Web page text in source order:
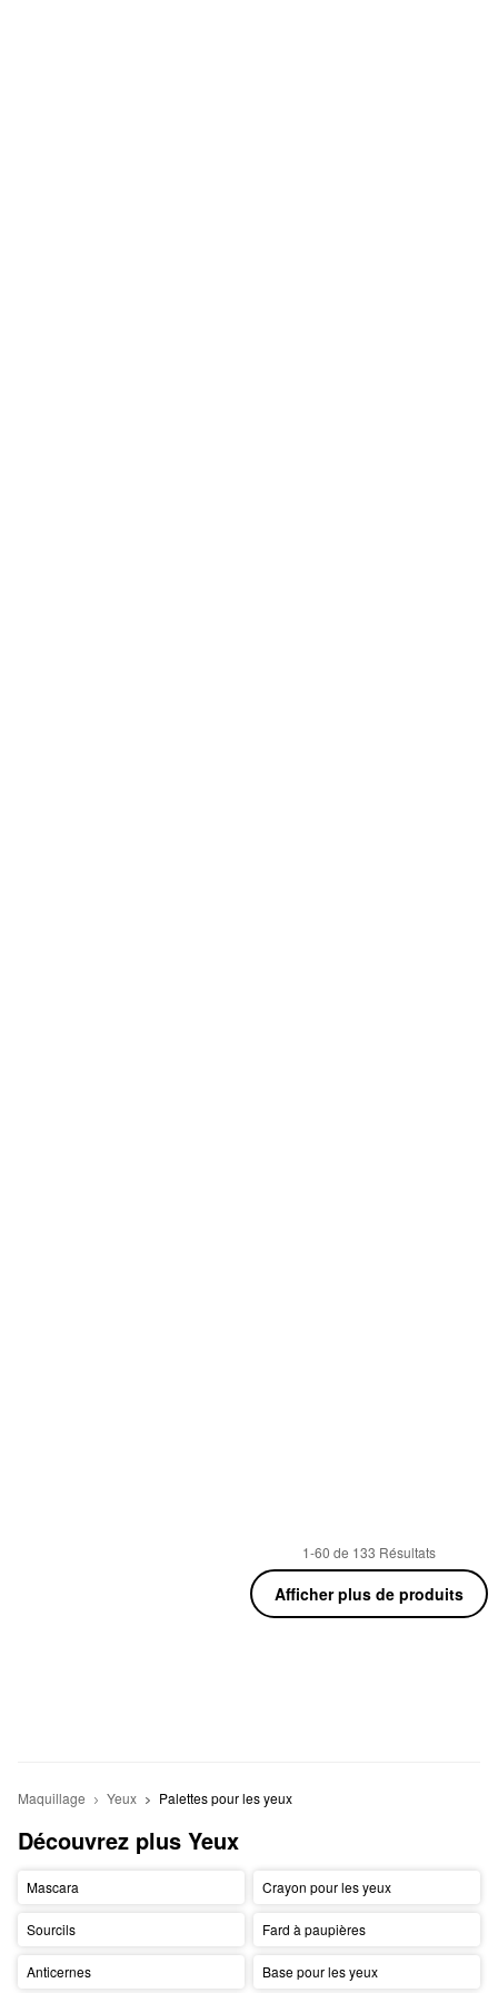
1-60 de 133 Résultats
Afficher plus de produits
Maquillage Yeux Palettes pour les yeux
Découvrez plus Yeux
Mascara Crayon pour les yeux
Sourcils Fard à paupières
Anticernes Base pour les yeux